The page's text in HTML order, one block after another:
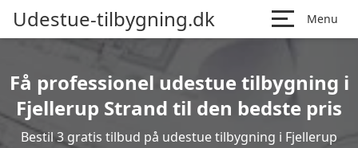
Udestue-tilbygning.dk Menu
Få professionel udestue tilbygning i
Fjellerup Strand til den bedste pris
Bestil 3 gratis tilbud på udestue tilbygning i Fjellerup